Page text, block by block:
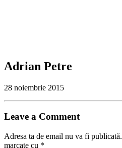
Adrian Petre
28 noiembrie 2015
Leave a Comment
Adresa ta de email nu va fi publicată.
marcate cu *